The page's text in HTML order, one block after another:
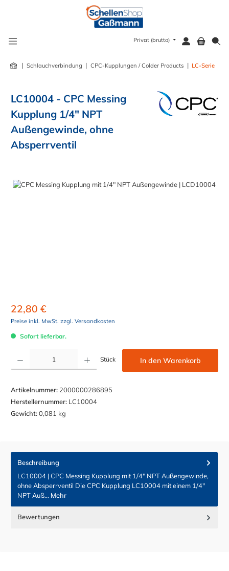
Privat (brutto)
| Schlauchverbindung | CPC-Kupplungen / Colder Products | LC-Serie
LC10004 - CPC Messing
Kupplung 1/4" NPT
Außengewinde, ohne
Absperrventil
Bildergalerie überspringen
22,80 €
Preise inkl. MwSt. zzgl. Versandkosten
Sofort lieferbar.
Stück In den Warenkorb
Artikelnummer: 2000000286895
Herstellernummer: LC10004
Gewicht:0,081 kg
Beschreibung
LC10004 | CPC Messing Kupplung mit 1/4" NPT Außengewinde,
ohne Absperrventil Die CPC Kupplung LC10004 mit einem 1/4"
NPT Auß… Mehr
Bewertungen